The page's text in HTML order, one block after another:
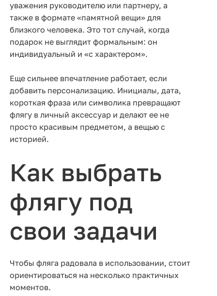
уважения руководителю или партнеру, а
также в формате «памятной вещи» для
близкого человека. Это тот случай, когда
подарок не выглядит формальным: он
индивидуальный и «с характером».
Еще сильнее впечатление работает, если
добавить персонализацию. Инициалы, дата,
короткая фраза или символика превращают
флягу в личный аксессуар и делают ее не
просто красивым предметом, а вещью с
историей.
Как выбрать
флягу под
свои задачи
Чтобы фляга радовала в использовании, стоит
ориентироваться на несколько практичных
моментов.